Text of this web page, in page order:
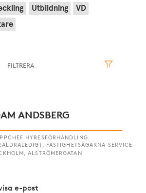
Utbildning VD
ANDSBERG
HYRESFÖRHANDLING
FASTIGHETSÄGARNA SERVICE
ALSTRÖMERGATAN
e-post